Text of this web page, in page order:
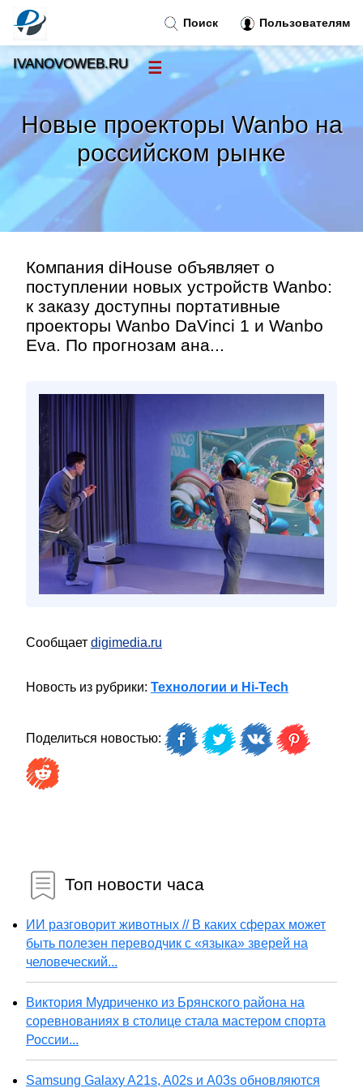
Новые проекторы Wanbo на
российском рынке
Компания diHouse объявляет о
поступлении новых устройств Wanbo:
к заказу доступны портативные
проекторы Wanbo DaVinci 1 и Wanbo
Eva. По прогнозам ана...
Сообщает digimedia.ru
Новость из рубрики: Технологии и Hi-Tech
Поделиться новостью:
Топ новости часа
ИИ разговорит животных // В каких сферах может
быть полезен переводчик с «языка» зверей на
человеческий...
Виктория Мудриченко из Брянского района на
соревнованиях в столице стала мастером спорта
России...
Samsung Galaxy A21s, A02s и A03s обновляются
Поиск Пользователям
IVANOVOWEB.RU ☰
Новости
Тренды новостей»
Рубрики»
Правила»
Контакт»